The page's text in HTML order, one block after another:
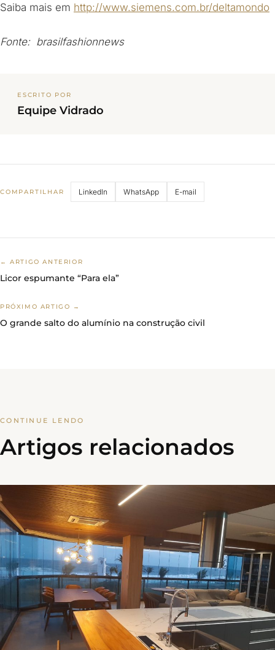
Saiba mais em http://www.siemens.com.br/deltamondo
Fonte: brasilfashionnews
ESCRITO POR
Equipe Vidrado
COMPARTILHAR LinkedIn WhatsApp E-mail
← ARTIGO ANTERIOR
Licor espumante “Para ela”
PRÓXIMO ARTIGO →
O grande salto do alumínio na construção civil
CONTINUE LENDO
Artigos relacionados